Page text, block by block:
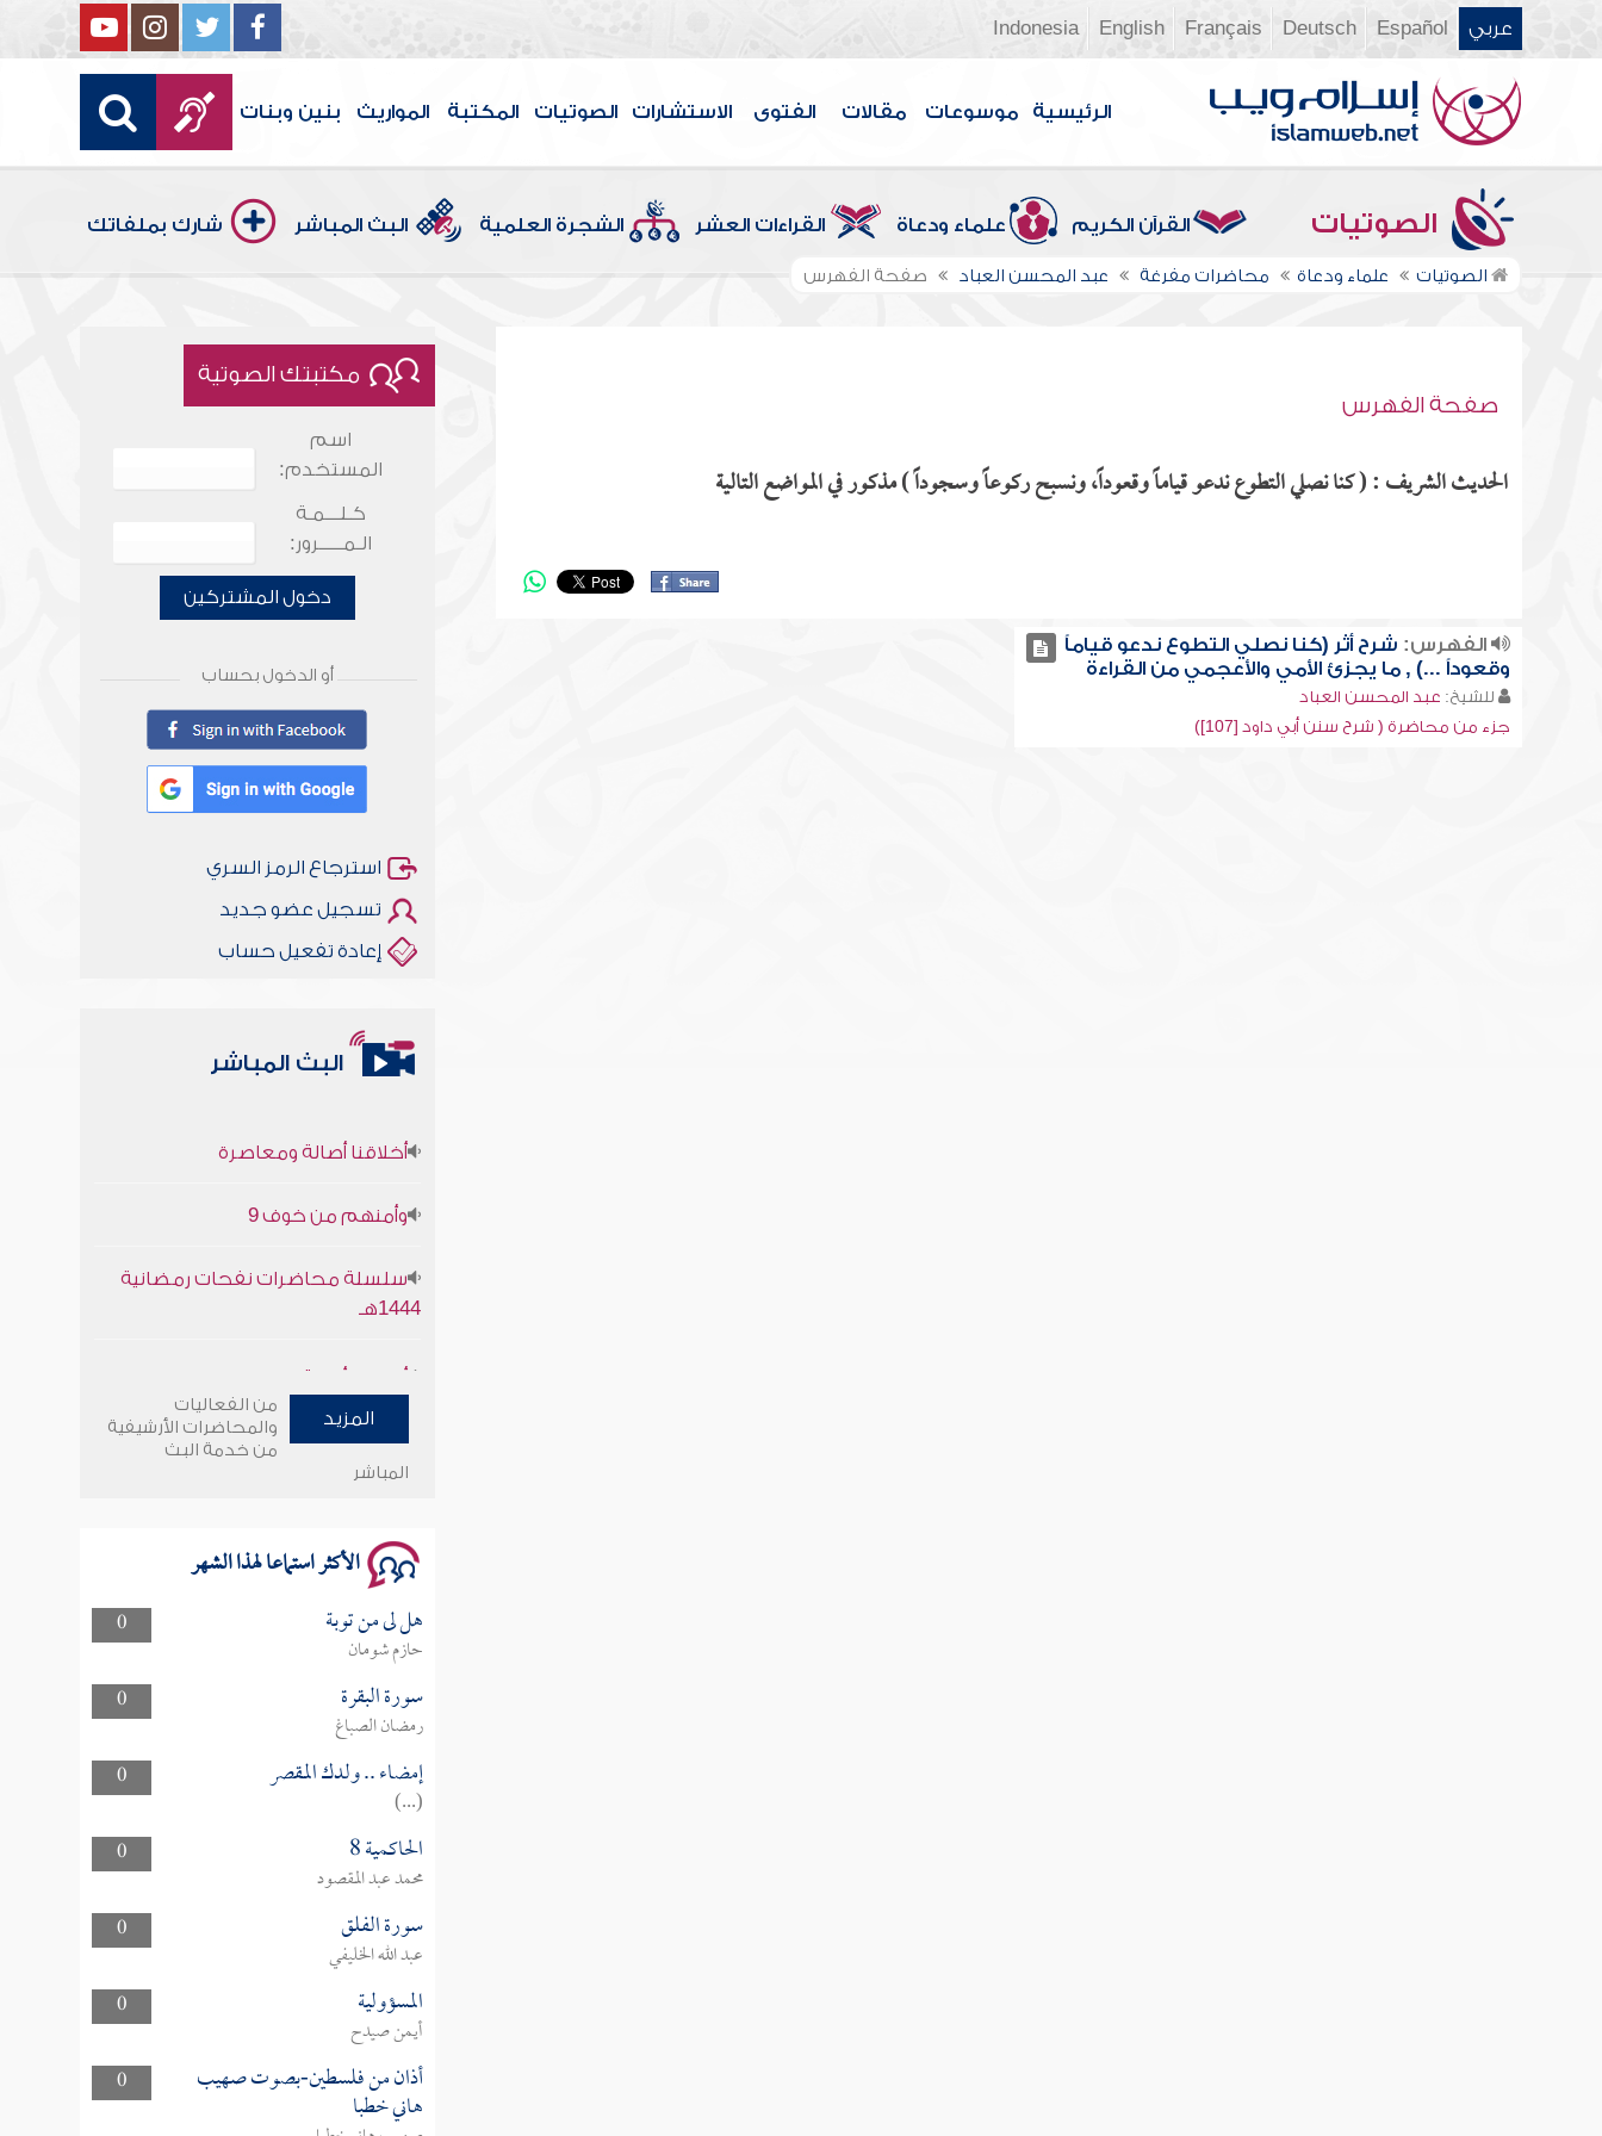
عربي Español
Deutsch
Français
English
Indonesia
الرئيسية موسوعات مقالات الفتوى الاستشارات الصوتيات المكتبة المواريث بنين وبنات
الصوتيات القرآن الكريم علماء ودعاة القراءات العشر الشجرة العلمية البث المباشر شارك بملفاتك
الصوتيات علماء ودعاة محاضرات مفرغة عبد المحسن العباد صفحة الفهرس
صفحة الفهرس
الحديث الشريف : ( كنا نصلي التطوع ندعو قياماً وقعوداً، ونسبح ركوعاً وسجوداً ) مذكور في المواضع التالية
الفهرس: شرح أثر (كنا نصلي التطوع ندعو قياماً
وقعوداً ...) , ما يجزئ الأمي والأعجمي من القراءة
للشيخ: عبد المحسن العباد
جزء من محاضرة ( شرح سنن أبي داود [107])
مكتبتك الصوتية
اسم
المستخدم:
كـلـــمـة
الـمـــــرور:
دخول المشتركين
أو الدخول بحساب
استرجاع الرمز السري
تسجيل عضو جديد
إعادة تفعيل حساب
البث المباشر
1444هـ
وأمنهم من خوف 9
سلسلة محاضرات نفحات رمضانية
المزيد
من الفعاليات
والمحاضرات الأرشيفية
من خدمة البث
المباشر
الأكثر استماعا لهذا الشهر
0 هل لى من توبة
حازم شومان
0
سورة البقرة
رمضان الصباغ
0
إمضاء .. ولدك المقصر
(...)
0
الحاكمية 8
محمد عبد المقصود
0
سورة الفلق
عبد الله الخليفي
0
المسؤولية
أيمن صيدح
0
أذان من فلسطين-بصوت صهيب
هاني خطبا